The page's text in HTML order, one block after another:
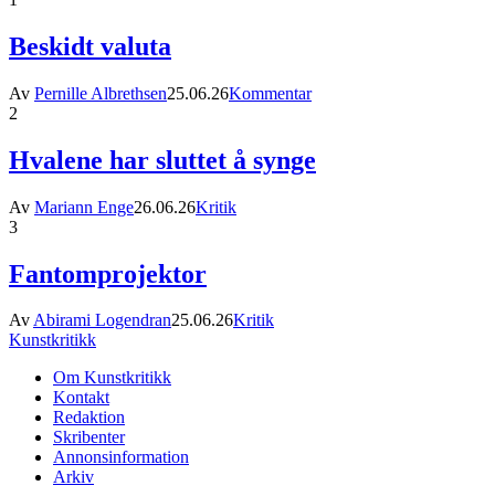
Beskidt valuta
Av Pernille Albrethsen25.06.26Kommentar
2
Hvalene har sluttet å synge
Av Mariann Enge26.06.26Kritik
3
Fantomprojektor
AvAbirami Logendran25.06.26Kritik
Kunstkritikk
Om Kunstkritikk
Kontakt
Redaktion
Skribenter
Annonsinformation
Arkiv